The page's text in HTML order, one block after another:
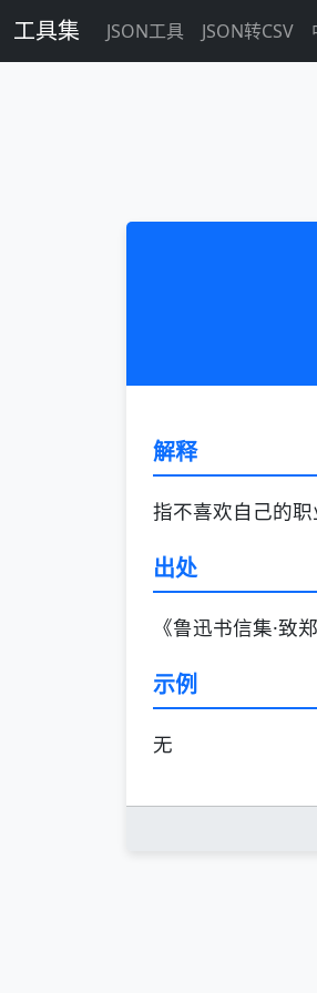
工具集 JSON工具 JSON转CSV
解释
指不喜欢自己的职
出处
《鲁迅书信集·
示例
无